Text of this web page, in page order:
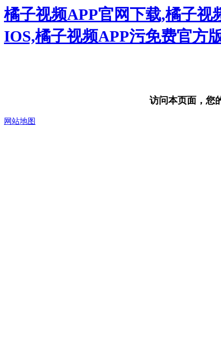
橘子视频APP官网下载,橘子视
IOS,橘子视频APP污免费官方
访问本页面，您
网站地图